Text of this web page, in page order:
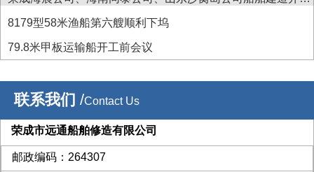
前会议
8179型58米渔船第六艘顺利下坞
79.8米甲板运输船开工前会议
联系我们 /Contact Us
荣成市远通船舶修造有限公司
邮政编码：264307